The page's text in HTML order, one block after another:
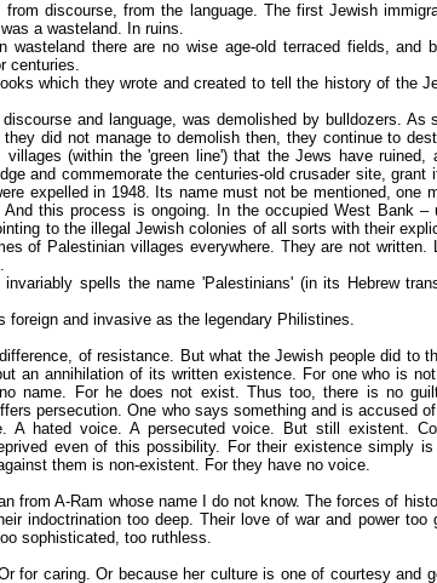
discourse, from the language. The first Jewish
a wasteland. In ruins.
wasteland there are no wise age-old terraced fields, and
centuries.
which they wrote and created to tell the history of the
and language, was demolished by bulldozers. As
did not manage to demolish then, they continue to
(within the 'green line') that the Jews have ruined,
and commemorate the centuries-old crusader site, grant
expelled in 1948. Its name must not be mentioned, one
this process is ongoing. In the occupied West Bank –
to the illegal Jewish colonies of all sorts with their
of Palestinian villages everywhere. They are not written.
spells the name 'Palestinians' (in its Hebrew
and invasive as the legendary Philistines.
of resistance. But what the Jewish people did to
an annihilation of its written existence. For one who is
name. For he does not exist. Thus too, there is no
persecution. One who says something and is accused
A hated voice. A persecuted voice. But still existent.
even of this possibility. For their existence simply
them is non-existent. For they have no voice.
from A-Ram whose name I do not know. The forces of
indoctrination too deep. Their love of war and power too
sophisticated, too ruthless.
for caring. Or because her culture is one of courtesy and